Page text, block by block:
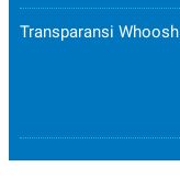
Transparansi Whoosh